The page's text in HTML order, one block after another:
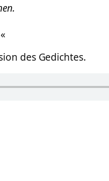
«
des Gedichtes.